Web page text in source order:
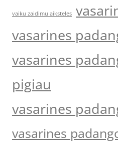
vaiku zaidimu aiksteles
vasarines
vasarines
pigiau
vasarines
vasarines